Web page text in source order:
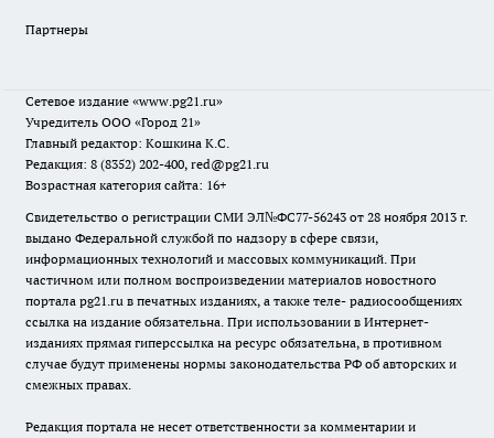
Партнеры
Сетевое издание «www.pg21.ru»
Учредитель ООО «Город 21»
Главный редактор: Кошкина К.С.
Редакция: 8 (8352) 202-400, red@pg21.ru
Возрастная категория сайта: 16+
Свидетельство о регистрации СМИ ЭЛ№ФС77-56243 от 28 ноября 2013 г.
выдано Федеральной службой по надзору в сфере связи,
информационных технологий и массовых коммуникаций. При
частичном или полном воспроизведении материалов новостного
портала pg21.ru в печатных изданиях, а также теле- радиосообщениях
ссылка на издание обязательна. При использовании в Интернет-
изданиях прямая гиперссылка на ресурс обязательна, в противном
случае будут применены нормы законодательства РФ об авторских и
смежных правах.
Редакция портала не несет ответственности за комментарии и